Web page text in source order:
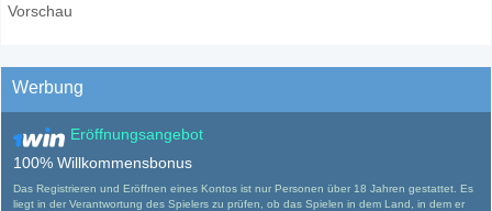
Vorschau
Werbung
Eröffnungsangebot
100% Willkommensbonus
Das Registrieren und Eröffnen eines Kontos ist nur Personen über 18 Jahren gestattet. Es
liegt in der Verantwortung des Spielers zu prüfen, ob das Spielen in dem Land, in dem er